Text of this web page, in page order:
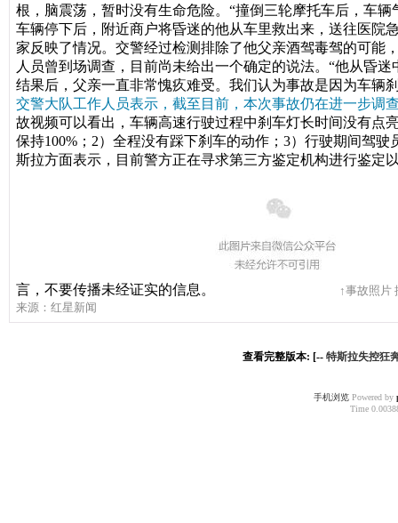
根，脑震荡，暂时没有生命危险。 “撞倒三轮摩托车后，车
车辆停下后，附近商户将昏迷的他从车里救出来，送往医院
家反映了情况。交警经过检测排除了他父亲酒驾毒驾的可能
人员曾到场调查，目前尚未给出一个确定的说法。 “他从昏迷
结果后，父亲一直非常愧疚难受。我们认为事故是因为车辆
交警大队工作人员表示，截至目前，本次事故仍在进一步调
故视频可以看出，车辆高速行驶过程中刹车灯长时间没有点
保持100%； 2）全程没有踩下刹车的动作； 3）行驶期间驾驶
斯拉方面表示，目前警方正在寻求第三方鉴定机构进行鉴定
言，不要传播未经证实的信息。
↑事故照片
来源：红星新闻
查看完整版本: [-- 特斯拉失控狂
手机浏览Powered by
Time